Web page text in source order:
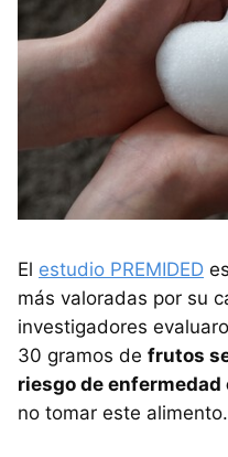
El estudio PREMIDED
más valoradas por su
investigadores
30 gramos de frutos
riesgo de
no tomar este alimento.